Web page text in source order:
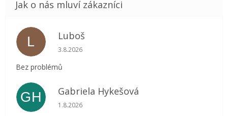
L Luboš
Hodnocení obchodu je 5 z 5 hvězdiček.
3.8.2026
Bez problémů
GH Gabriela Hykešová
Hodnocení obchodu je 5 z 5 hvězdiček.
1.8.2026